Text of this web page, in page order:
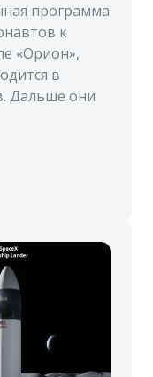
программа
к
«Орион»,
в
Дальше они